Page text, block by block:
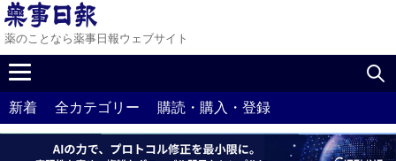
薬のことなら薬事日報ウェブサイト
新着 全カテゴリー 購読・購入・登録